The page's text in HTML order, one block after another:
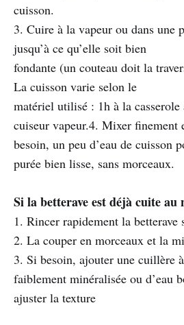
cuisson.
3. Cuire à la vapeur ou dans une
jusqu’à ce qu’elle soit bien
fondante (un couteau doit la
La cuisson varie selon le
matériel utilisé : 1h à la
cuiseur vapeur.4. Mixer finement
besoin, un peu d’eau de cuisson
purée bien lisse, sans morceaux.
Si la betterave est déjà cuite au
1. Rincer rapidement la betterave
2. La couper en morceaux et la
3. Si besoin, ajouter une cuillère
faiblement minéralisée ou d’eau
ajuster la texture